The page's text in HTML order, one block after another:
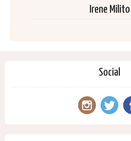
Irene Milito
Social